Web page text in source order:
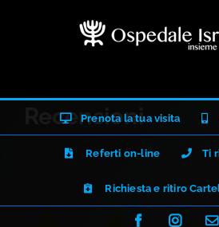
Prenota la tua visita
Referti on-line Ti
Richiesta e ritiro
Facebook
Recensioni